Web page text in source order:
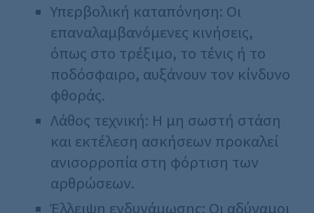
Υπερβολική καταπόνηση: Οι
επαναλαμβανόμενες κινήσεις,
όπως στο τρέξιμο, το τένις ή το
ποδόσφαιρο, αυξάνουν τον κίνδυνο
φθοράς.
Λάθος τεχνική: Η μη σωστή στάση
και εκτέλεση ασκήσεων προκαλεί
ανισορροπία στη φόρτιση των
αρθρώσεων.
Έλλειψη ενδυνάμωσης: Οι αδύναμοι